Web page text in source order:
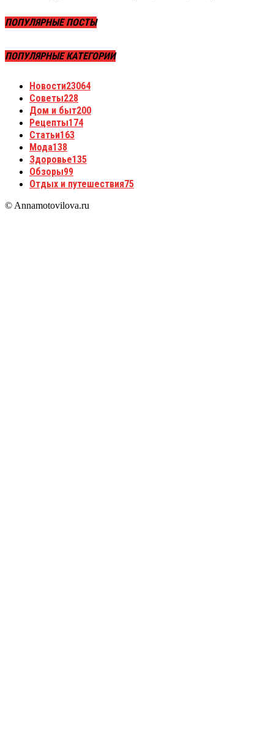
ПОПУЛЯРНЫЕ ПОСТЫ
ПОПУЛЯРНЫЕ КАТЕГОРИИ
Новости23064
Советы228
Дом и быт200
Рецепты174
Статьи163
Мода138
Здоровье135
Обзоры99
Отдых и путешествия75
© Annamotovilova.ru